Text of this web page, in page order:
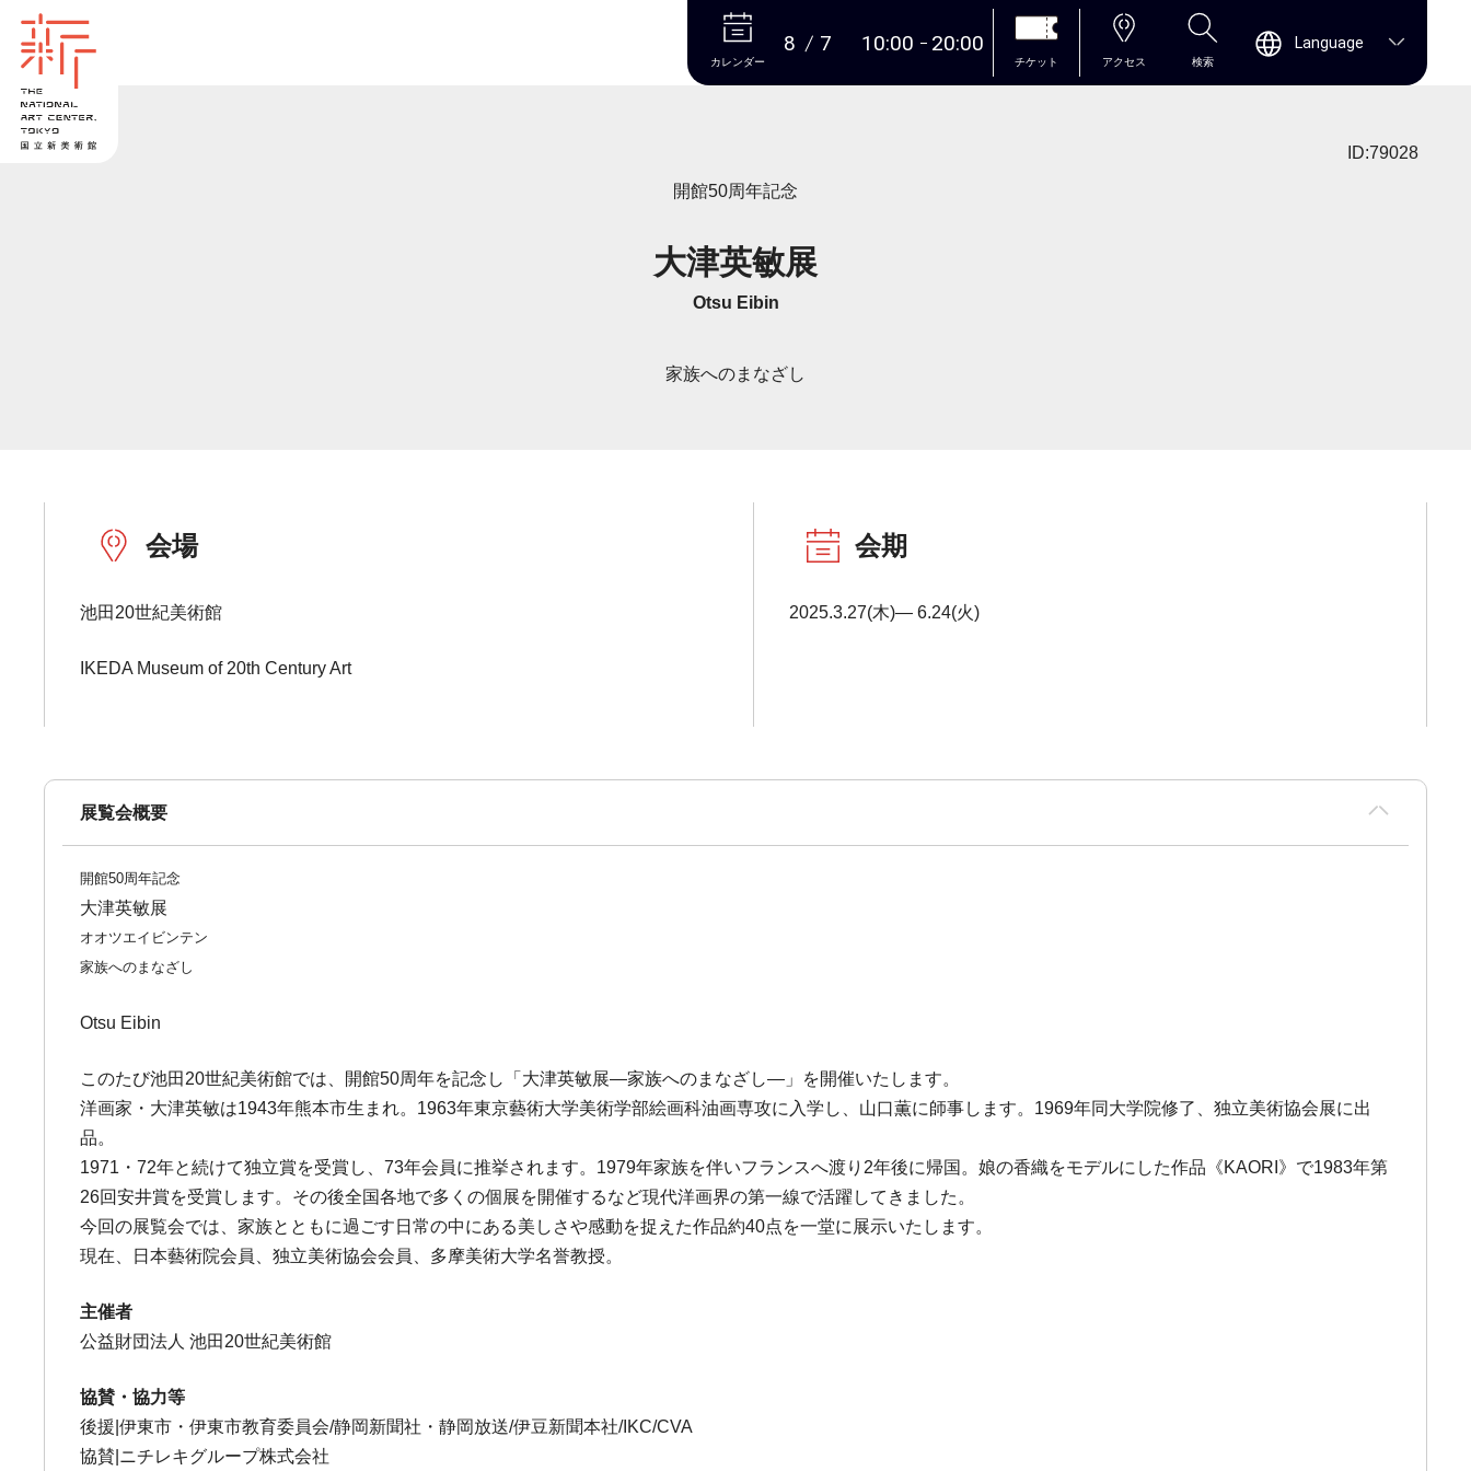
本文へ
カレンダー
8 7 10:00 20:00
チケット アクセス 検索
Language
ID:79028
開館50周年記念
大津英敏展
Otsu Eibin
家族へのまなざし
会場
池田20世紀美術館
IKEDA Museum of 20th Century Art
会期
2025.3.27(木)― 6.24(火)
展覧会概要
開館50周年記念
大津英敏展
オオツエイビンテン
家族へのまなざし
Otsu Eibin
このたび池田20世紀美術館では、開館50周年を記念し「大津英敏展―家族へのまなざし―」を開催いたします。
洋画家・大津英敏は1943年熊本市生まれ。1963年東京藝術大学美術学部絵画科油画専攻に入学し、山口薫に師事します。1969年同大学院修了、独立美術協会展に出
品。
1971・72年と続けて独立賞を受賞し、73年会員に推挙されます。1979年家族を伴いフランスへ渡り2年後に帰国。娘の香織をモデルにした作品《KAORI》で1983年第
26回安井賞を受賞します。その後全国各地で多くの個展を開催するなど現代洋画界の第一線で活躍してきました。
今回の展覧会では、家族とともに過ごす日常の中にある美しさや感動を捉えた作品約40点を一堂に展示いたします。
現在、日本藝術院会員、独立美術協会会員、多摩美術大学名誉教授。
主催者
公益財団法人 池田20世紀美術館
協賛・協力等
後援|伊東市・伊東市教育委員会/静岡新聞社・静岡放送/伊豆新聞本社/IKC/CVA
協賛|ニチレキグループ株式会社